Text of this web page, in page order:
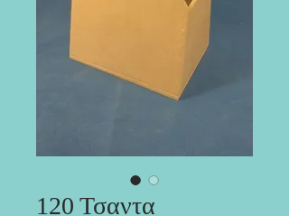
120 Τσαντα